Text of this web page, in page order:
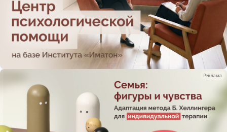
Реклама